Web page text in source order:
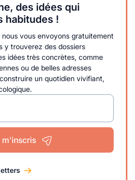
des idées qui
habitudes !
nous vous envoyons gratuitement
y trouverez des dossiers
idées très concrètes, comme
ou de belles adresses
un quotidien vivifiant,
m'inscris